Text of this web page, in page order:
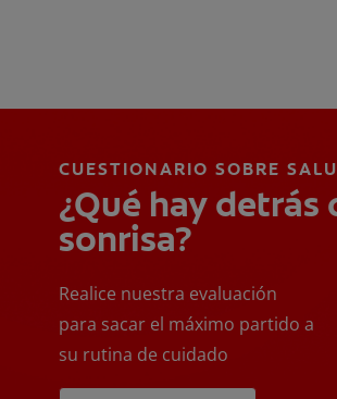
CUESTIONARIO SOBRE
¿Qué hay detrás
sonrisa?
Realice nuestra evaluación
para sacar el máximo partido a
su rutina de cuidado